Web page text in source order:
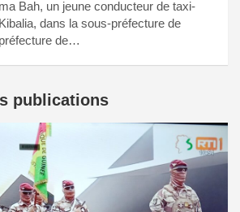
Bah, un jeune conducteur de taxi-
dans la sous-préfecture de
de…
publications